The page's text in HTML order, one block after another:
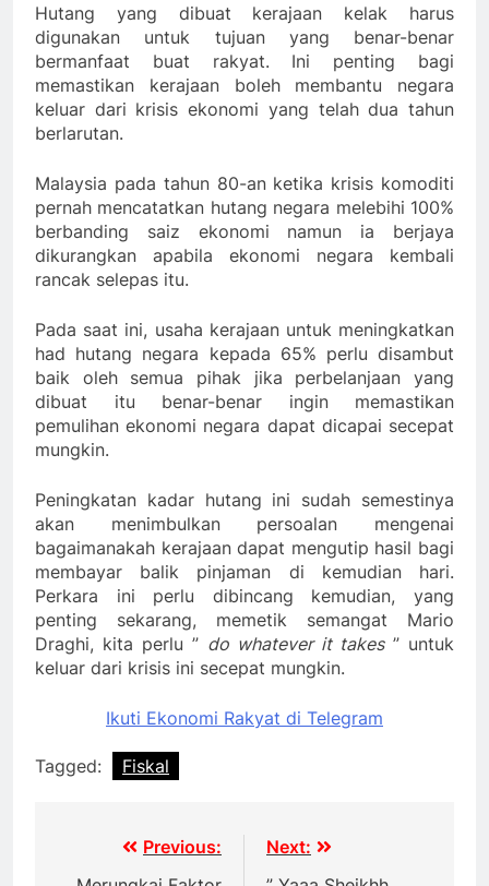
Hutang yang dibuat kerajaan kelak harus
digunakan untuk tujuan yang benar-benar
bermanfaat buat rakyat. Ini penting bagi
memastikan kerajaan boleh membantu negara
keluar dari krisis ekonomi yang telah dua tahun
berlarutan.
Malaysia pada tahun 80-an ketika krisis komoditi
pernah mencatatkan hutang negara melebihi 100%
berbanding saiz ekonomi namun ia berjaya
dikurangkan apabila ekonomi negara kembali
rancak selepas itu.
Pada saat ini, usaha kerajaan untuk meningkatkan
had hutang negara kepada 65% perlu disambut
baik oleh semua pihak jika perbelanjaan yang
dibuat itu benar-benar ingin memastikan
pemulihan ekonomi negara dapat dicapai secepat
mungkin.
Peningkatan kadar hutang ini sudah semestinya
akan menimbulkan persoalan mengenai
bagaimanakah kerajaan dapat mengutip hasil bagi
membayar balik pinjaman di kemudian hari.
Perkara ini perlu dibincang kemudian, yang
penting sekarang, memetik semangat Mario
Draghi, kita perlu ” do whatever it takes” untuk
keluar dari krisis ini secepat mungkin.
Ikuti Ekonomi Rakyat di Telegram
Tagged: Fiskal
Previous:
Next: